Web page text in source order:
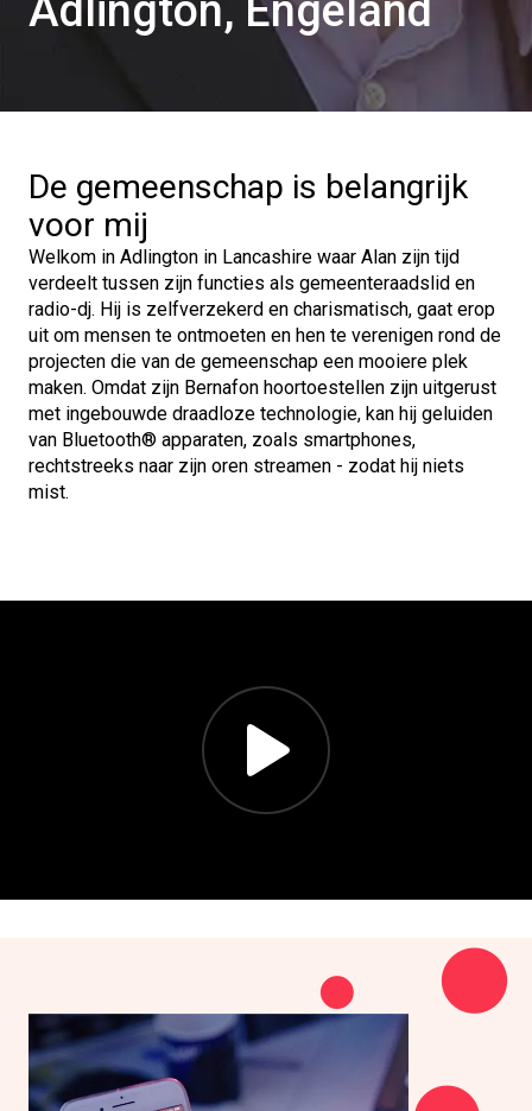
Adlington, Engeland
De gemeenschap is belangrijk
voor mij
Welkom in Adlington in Lancashire waar Alan zijn tijd
verdeelt tussen zijn functies als gemeenteraadslid en
radio-dj. Hij is zelfverzekerd en charismatisch, gaat erop
uit om mensen te ontmoeten en hen te verenigen rond de
projecten die van de gemeenschap een mooiere plek
maken. Omdat zijn Bernafon hoortoestellen zijn uitgerust
met ingebouwde draadloze technologie, kan hij geluiden
van Bluetooth® apparaten, zoals smartphones,
rechtstreeks naar zijn oren streamen - zodat hij niets
mist.